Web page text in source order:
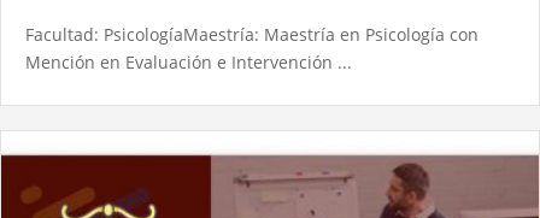
Facultad: PsicologíaMaestría: Maestría en Psicología con
Mención en Evaluación e Intervención ...